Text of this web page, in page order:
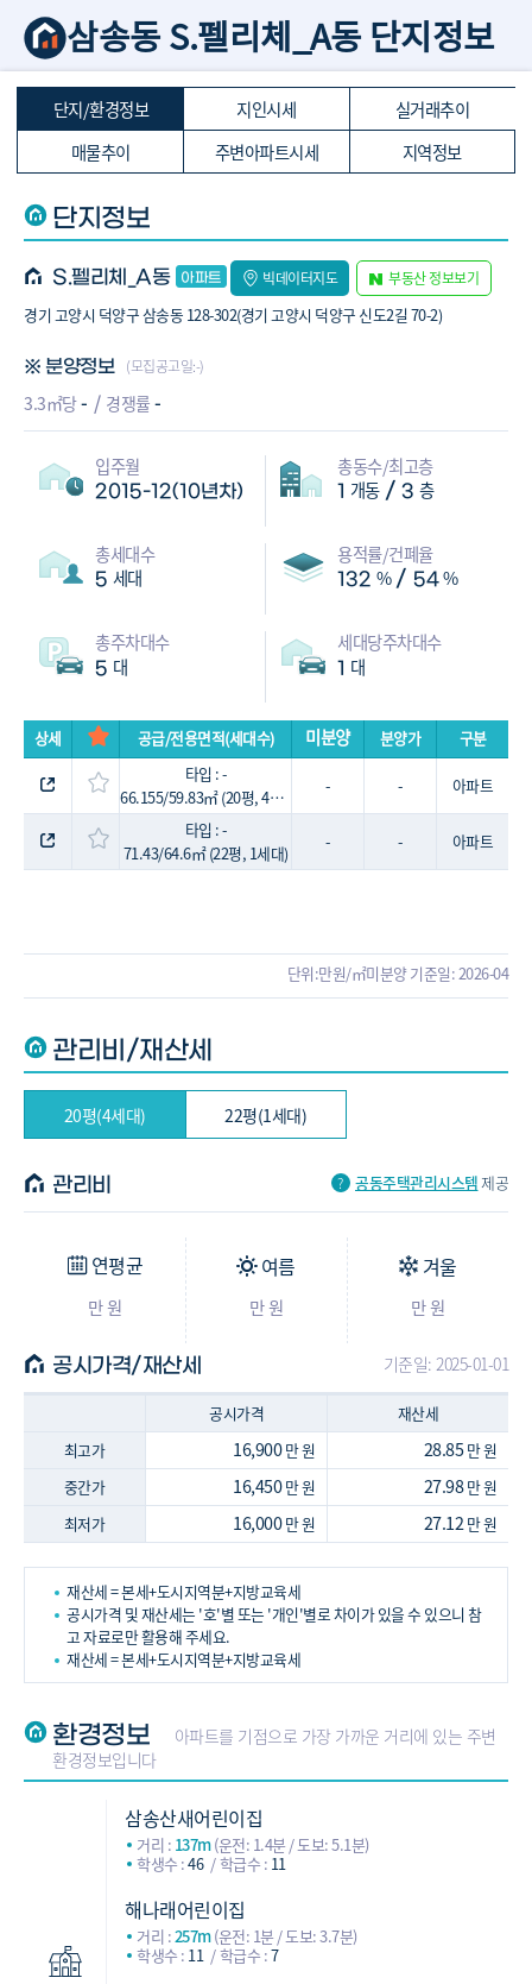
삼송동 S.펠리체_A동 단지정보
단지/환경정보 지인시세
실거래추이
매물추이
주변아파트시세 지역정보
단지정보
S.펠리체_A동 빅데이터지도 부동산 정보보기
경기 고양시 덕양구 삼송동 128-302(경기 고양시 덕양구 신도2길 70-2)
※ 분양정보 (모집공고일:-)
3.3㎡당- 경쟁률 -
입주월
2015-12(10년차)
총동수/최고층
1 개동 / 3 층
총세대수
5 세대
용적률/건폐율
132 % / 54%
총주차대수
5 대
세대당주차대수
1 대
상세 공급/전용면적(세대수) 미분양 분양가
구분
타입 : -
66.155/59.83㎡ (20평, 4세대)
- -
아파트
타입 : -
71.43/64.6㎡ (22평, 1세대)
- - 아파트
단위:만원/㎡미분양 기준일: 2026-04
관리비/재산세
20평(4세대) 22평(1세대)
관리비 공동주택관리시스템제공
연평균
만 원
여름
만 원
겨울
만 원
공시가격/재산세 기준일: 2025-01-01
공시가격
재산세
최고가
16,900만 원 28.85만 원
중간가
16,450만 원 27.98만 원
최저가
16,000만 원 27.12 만 원
재산세 = 본세+도시지역분+지방교육세
공시가격 및 재산세는 '호'별 또는 '개인'별로 차이가 있을 수 있으니 참
고 자료로만 활용해 주세요.
재산세 = 본세+도시지역분+지방교육세
환경정보
아파트를 기점으로 가장 가까운 거리에 있는 주변
환경정보입니다
삼송산새어린이집
거리 : 137m(운전: 1.4분 / 도보: 5.1분)
학생수 :46 학급수 : 11
해나래어린이집
거리 :257m(운전: 1분 / 도보: 3.7분)
학생수 : 11 학급수 :7